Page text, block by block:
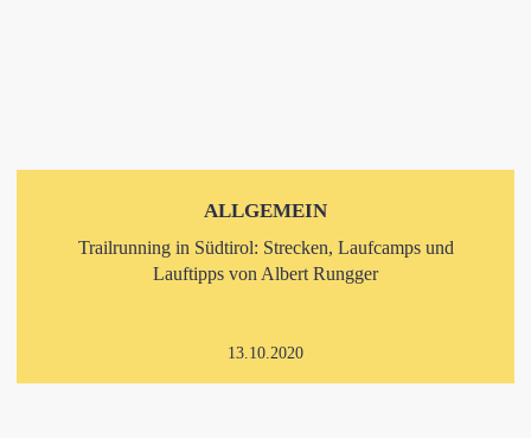
ALLGEMEIN
Trailrunning in Südtirol: Strecken, Laufcamps und
Lauftipps von Albert Rungger
13.10.2020